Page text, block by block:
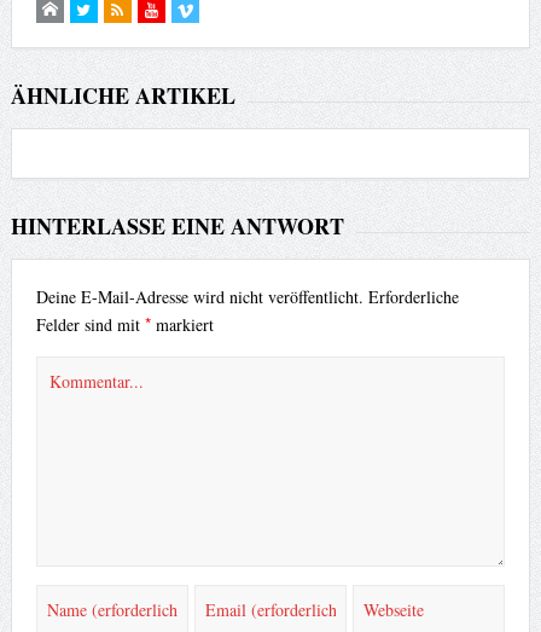
ÄHNLICHE ARTIKEL
HINTERLASSE EINE ANTWORT
Deine E-Mail-Adresse wird nicht veröffentlicht. Erforderliche
Felder sind mit *markiert